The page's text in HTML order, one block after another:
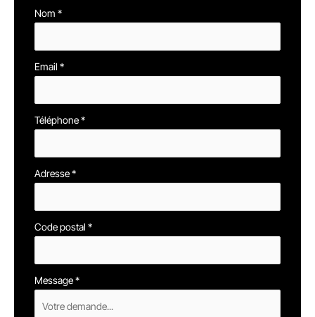
téléphone
Nom *
Email *
Téléphone*
Adresse*
Code postal *
Message*